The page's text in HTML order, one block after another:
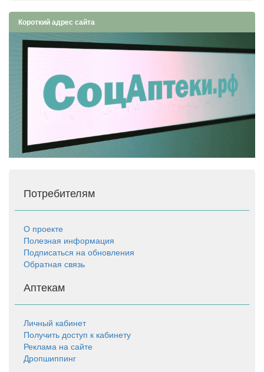
Короткий адрес сайта
Потребителям
О проекте
Полезная информация
Подписаться на обновления
Обратная связь
Аптекам
Личный кабинет
Получить доступ к кабинету
Реклама на сайте
Дропшиппинг